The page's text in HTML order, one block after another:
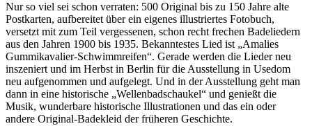
Nur so viel sei schon verraten: 500 Original bis zu 150 Jahre alte
Postkarten, aufbereitet über ein eigenes illustriertes Fotobuch,
versetzt mit zum Teil vergessenen, schon recht frechen Badeliedern
aus den Jahren 1900 bis 1935. Bekanntestes Lied ist „Amalies
Gummikavalier-Schwimmreifen“. Gerade werden die Lieder neu
inszeniert und im Herbst in Berlin für die Ausstellung in Usedom
neu aufgenommen und aufgelegt. Und in der Ausstellung geht man
dann in eine historische „Wellenbadschaukel“ und genießt die
Musik, wunderbare historische Illustrationen und das ein oder
andere Original-Badekleid der früheren Geschichte.